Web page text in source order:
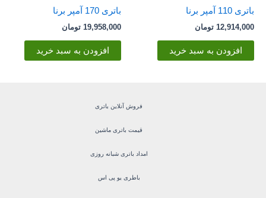
باتری 110 آمپر برنا
12,914,000 تومان
افزودن به سبد خرید
باتری 170 آمپر برنا
19,958,000 تومان
افزودن به سبد خرید
فروش آنلاین باتری
قیمت باتری ماشین
امداد باتری شبانه روزی
باطری یو پی اس